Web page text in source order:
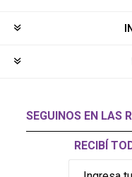
SEGUINOS EN LAS
RECIBÍ